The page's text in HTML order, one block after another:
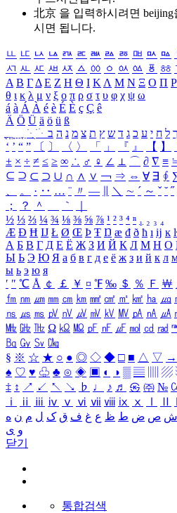
北京 을 입력하시려면 beijing
시면 됩니다.
ㅥ ㅦ ㅧ ㅨ ㅩ ㅪ ㅫ ㅬ ㅭ ㅮ ㅯ ㅰ
ㅺ ㅻ ㅼ ㅽ ㅾ ㅿ ㆀ ㆁ ㆂ ㆃ ㆄ ㆅ
Α Β ΓΔ Ε Ζ Η Θ Ι ΚΛ Μ Ν Ξ Ο Π Ρ
θ ι κ λ μ ν ξ ο π ρ σ τ υ φ χ ψ ω
á à Á À é è É È ç Ç ê
Ä Ö Ü ä ö ü ß
ִֶֹ ֻּ ׁׂ ך ל ח י ע כ ג ד ש ץ ת צ מ נ ה ב
‘ ’ “ ” 〔 〕 〈 〉 「 」 『 』 【 】
± × ÷ ≠ ≤ ≥ ∞ ∴ ♂ ♀ ∠ ⊥ ⌒ ∂ ∇ ≡
⊆ ⊇ ⊂ ⊃ ∪ ∩ ∧ ∨ ￢ ⇒ ⇔ ∀ ∃ ∮
、
。 · ‥ … ¨ 〃 ― ＼ ∼ ´ ～ ˇ ˘ ˝
；
？ ＾ ｀
½ ⅓ ⅔ ¼ ¾ ⅛ ⅜ ⅝ ⅞ ¹ ² ³ ⁴ ⁿ ₁ ₂ ₃ ₄
Æ Ð Ħ Ĳ Ł Ø Œ Þ Ŧ Ŋ æ đ ð ħ ı ĳ ĸ ŀ
А Б В Г Д Е Ё Ж З И Й К Л М Н О
Ы Ь Э Ю Я а б в г д е ё ж з и й к л
ы ь э ю я
′ ″ ℃ Å ￠ ￡ ￥ ¤ ℉ ‰ ＄ ％ Ｆ ￦
㎙ ㎚ ㎛ ㎜ ㎝ ㎞ ㎟ ㎠ ㎡ ㎢ ㏊ ㎍
㎱ ㎲ ㎳ ㎴ ㎵ ㎶ ㎷ ㎸ ㎹ ㎀ ㎁ ㎂
㎒ ㎓ ㎔ Ω ㏀ ㏁ ㎊ ㎋ ㎌ ㏖ ㏅ ㎭
㏃ ㏉ ㏜ ㏆
§ ※ ☆ ★ ○ ● ◎ ◇ ◆ □ ■ △ ▽ →
♠ ♡ ♥ ♧ ♣ ⊙ ◈ ▣ ◐ ◑ ▒ ▤ ▨
‡ ↕ ↗ ↙ ↖ ↘ ♭ ♩ ♪ ♬ ㉿ ㈜ №
ⅰ
ⅱ ⅲ ⅳ ⅴ ⅵ ⅶ ⅷ ⅸ ⅹ
ش ص ض ط ظ ع غ ف ق ک ل م ن ه
و ی
닫기
통합검색